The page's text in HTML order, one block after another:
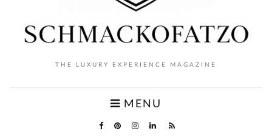
THE LUXURY EXPERIENCE MAGAZINE
MENU